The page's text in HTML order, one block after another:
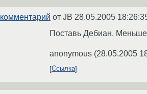
комментарий от JB 28.05.2005
Поставь Дебиан. Меньше
anonymous (28.05.2005
Ссылка